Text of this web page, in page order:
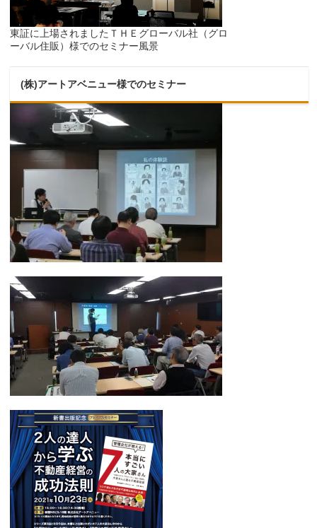
東証に上場されましたＴＨＥグローバル社（グロ
ーバル住販）様でのセミナー風景
(株)アートアベニュー様でのセミナー